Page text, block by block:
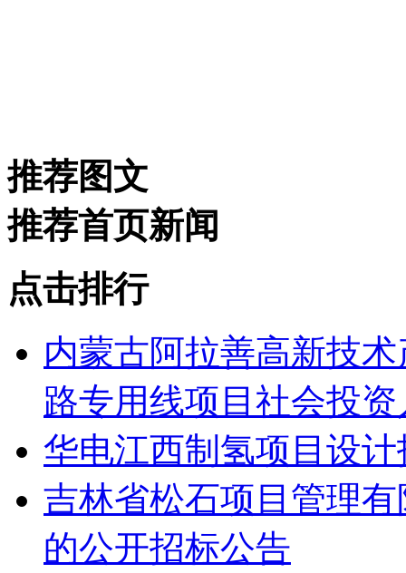
推荐图文
推荐首页新闻
点击排行
内蒙古阿拉善高新技
路专用线项目社会投资
华电江西制氢项目设计
吉林省松石项目管理
的公开招标公告